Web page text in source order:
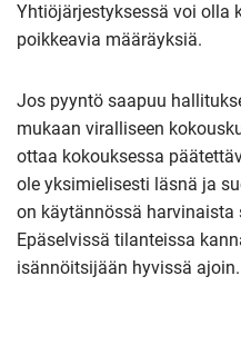
Yhtiöjärjestyksessä voi olla
poikkeavia määräyksiä.
Jos pyyntö saapuu
mukaan viralliseen
ottaa kokouksessa
ole yksimielisesti läsnä ja
on käytännössä
Epäselvissä tilanteissa
isännöitsijään hyvissä ajoin.